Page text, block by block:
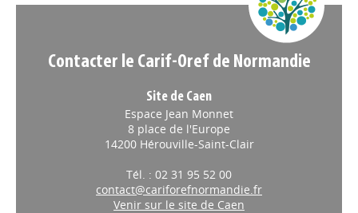
Contacter le Carif-Oref de Normandie
Site de Caen
Espace Jean Monnet
8 place de l'Europe
14200 Hérouville-Saint-Clair
Tél. : 02 31 95 52 00
contact@cariforefnormandie.fr
Venir sur le site de Caen